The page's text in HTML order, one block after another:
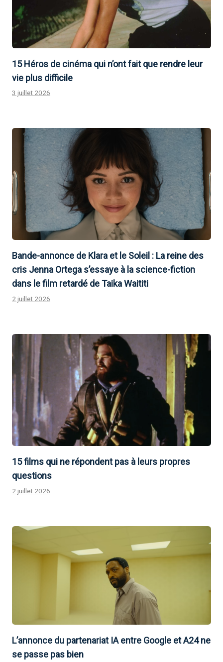
15 Héros de cinéma qui n’ont fait que rendre leur
vie plus difficile
3 juillet 2026
Bande-annonce de Klara et le Soleil : La reine des
cris Jenna Ortega s’essaye à la science-fiction
dans le film retardé de Taika Waititi
2 juillet 2026
15 films qui ne répondent pas à leurs propres
questions
2 juillet 2026
L’annonce du partenariat IA entre Google et A24 ne
se passe pas bien